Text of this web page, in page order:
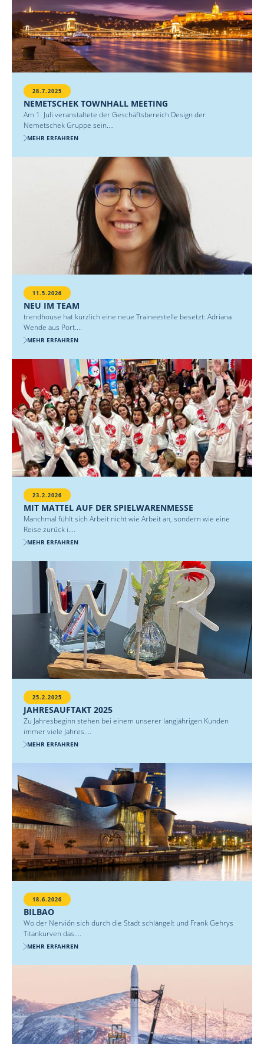
28.7.2025
NEMETSCHEK TOWNHALL MEETING
Am 1. Juli veranstaltete der Geschäftsbereich Design der
Nemetschek Gruppe sein....
MEHR ERFAHREN
11.5.2026
NEU IM TEAM
trendhouse hat kürzlich eine neue Traineestelle besetzt: Adriana
Wende aus Port....
MEHR ERFAHREN
23.2.2026
MIT MATTEL AUF DER SPIELWARENMESSE
Manchmal fühlt sich Arbeit nicht wie Arbeit an, sondern wie eine
Reise zurück i....
MEHR ERFAHREN
25.2.2025
JAHRESAUFTAKT 2025
Zu Jahresbeginn stehen bei einem unserer langjährigen Kunden
immer viele Jahres....
MEHR ERFAHREN
18.6.2026
BILBAO
Wo der Nervión sich durch die Stadt schlängelt und Frank Gehrys
Titankurven das....
MEHR ERFAHREN